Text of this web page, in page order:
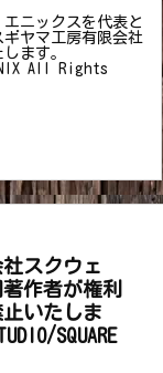
ニックスを代表と
ヤマ工房有限会社
ます。
ENIX All Rights
スクウェ
作者が権利
いたしま
SQUARE